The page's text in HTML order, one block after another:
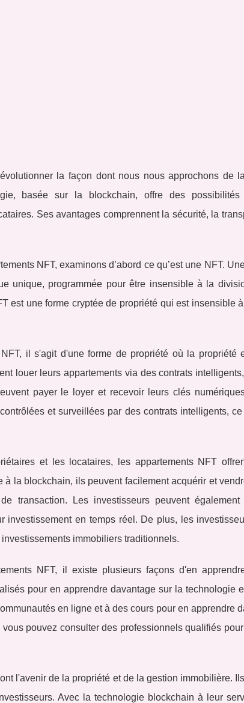
la façon dont nous nous approchons de
basée sur la blockchain, offre des
Ses avantages comprennent la sécurité, la
NFT, examinons d’abord ce qu’est une NFT.
unique, programmée pour être insensible à la
est une forme cryptée de propriété qui est insensible
il s'agit d'une forme de propriété où la propriété
louer leurs appartements via des contrats
payer le loyer et recevoir leurs clés
et surveillées par des contrats intelligents,
et les locataires, les appartements NFT
à la blockchain, ils peuvent facilement acquérir et
transaction. Les investisseurs peuvent
investissement en temps réel. De plus, les
immobiliers traditionnels.
NFT, il existe plusieurs façons d'en
pour en apprendre davantage sur la technologie
en ligne et à des cours pour en apprendre
pouvez consulter des professionnels qualifiés
l'avenir de la propriété et de la gestion immobilière.
Avec la technologie blockchain à leur